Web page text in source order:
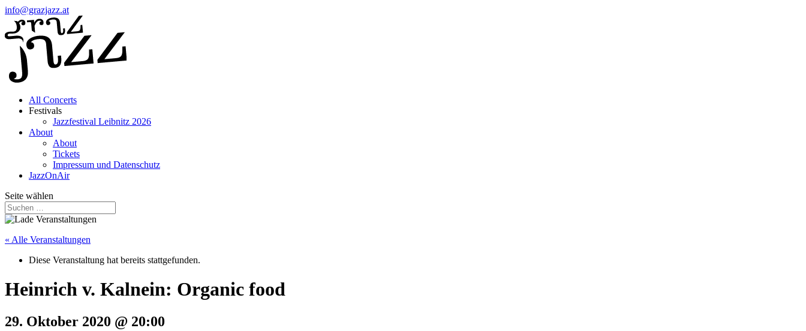
info@grazjazz.at
All Concerts
Festivals
Jazzfestival Leibnitz 2026
About
About
Tickets
Impressum und Datenschutz
JazzOnAir
Seite wählen
« Alle Veranstaltungen
Diese Veranstaltung hat bereits stattgefunden.
Heinrich v. Kalnein: Organic food
29. Oktober 2020 @ 20:00